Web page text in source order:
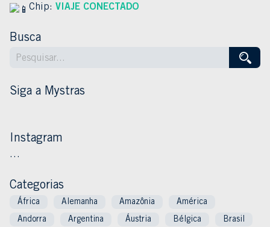
Chip: VIAJE CONECTADO
Busca
Siga a Mystras
Instagram
…
Categorias
África Alemanha Amazônia América
Andorra Argentina Áustria Bélgica Brasil